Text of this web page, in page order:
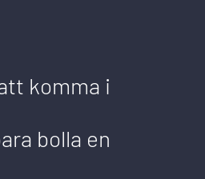
komma i
bolla en